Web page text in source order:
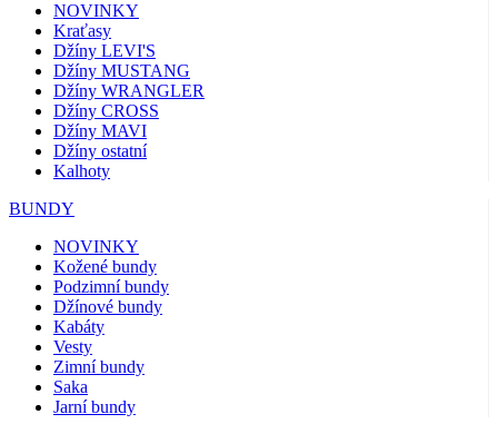
NOVINKY
Kraťasy
Džíny LEVI'S
Džíny MUSTANG
Džíny WRANGLER
Džíny CROSS
Džíny MAVI
Džíny ostatní
Kalhoty
BUNDY
NOVINKY
Kožené bundy
Podzimní bundy
Džínové bundy
Kabáty
Vesty
Zimní bundy
Saka
Jarní bundy